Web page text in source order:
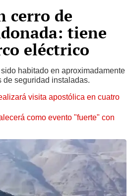
cerro de
tiene
eléctrico
habitado en aproximadamente
seguridad instaladas.
visita apostólica en cuatro
como evento "fuerte" con